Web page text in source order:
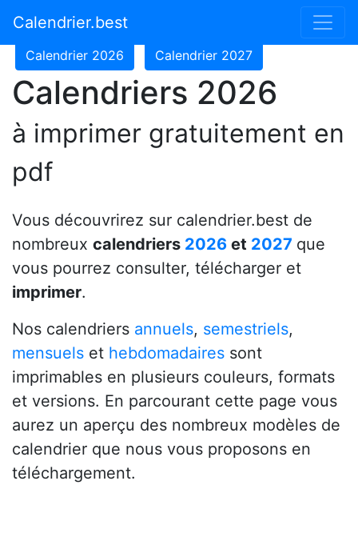
Calendrier.best
Calendrier 2024
Calendrier 2026 Calendrier 2027
Calendriers 2026
à imprimer gratuitement en
pdf
Vous découvrirez sur calendrier.best de
nombreux calendriers 2026 et 2027 que
vous pourrez consulter, télécharger et
imprimer.
Nos calendriers annuels, semestriels,
mensuels et hebdomadaires sont
imprimables en plusieurs couleurs, formats
et versions. En parcourant cette page vous
aurez un aperçu des nombreux modèles de
calendrier que nous vous proposons en
téléchargement.